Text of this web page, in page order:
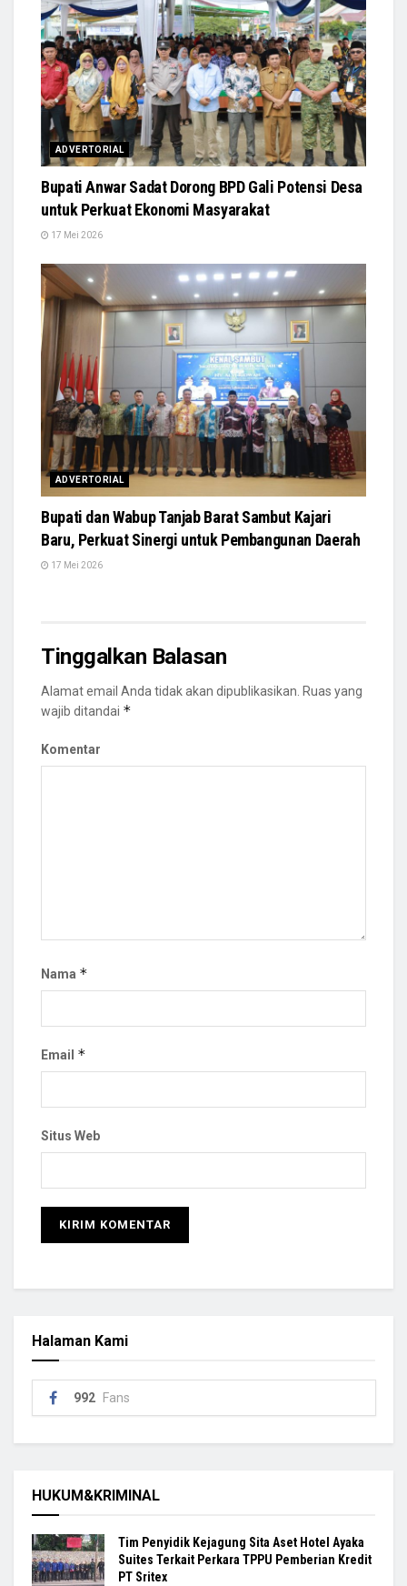
ADVERTORIAL
Bupati Anwar Sadat Dorong BPD Gali Potensi Desa
untuk Perkuat Ekonomi Masyarakat
17 Mei 2026
ADVERTORIAL
Bupati dan Wabup Tanjab Barat Sambut Kajari
Baru, Perkuat Sinergi untuk Pembangunan Daerah
17 Mei 2026
Tinggalkan Balasan
Alamat email Anda tidak akan dipublikasikan. Ruas yang
wajib ditandai *
Komentar
Nama *
Email *
Situs Web
Halaman Kami
992 Fans
HUKUM&KRIMINAL
Tim Penyidik Kejagung Sita Aset Hotel Ayaka
Suites Terkait Perkara TPPU Pemberian Kredit
PT Sritex